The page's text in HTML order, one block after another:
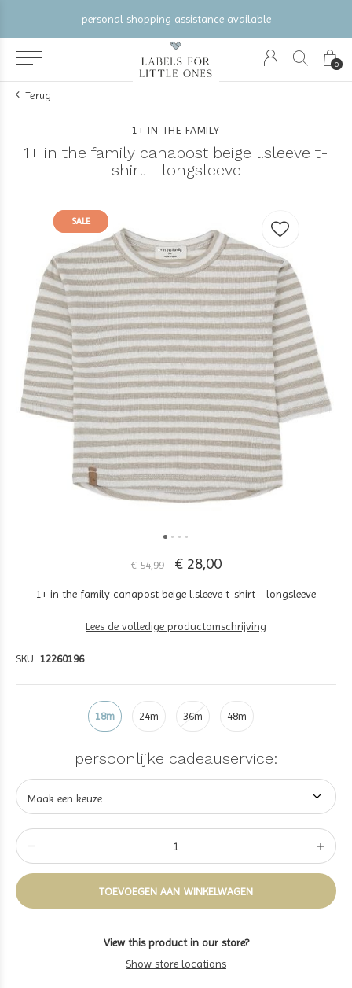
0
available gratis verzending vanaf
Terug
1+ IN THE FAMILY
1+ in the family canapost beige l.sleeve t-
shirt - longsleeve
SALE
SALE
€ 54,99 € 28,00
1+ in the family canapost beige l.sleeve t-shirt - longsleeve
Lees de volledige productomschrijving
SKU: 12260196
18m 24m 36m 48m
persoonlijke cadeauservice:
TOEVOEGEN AAN WINKELWAGEN
View this product in our store?
Show store locations